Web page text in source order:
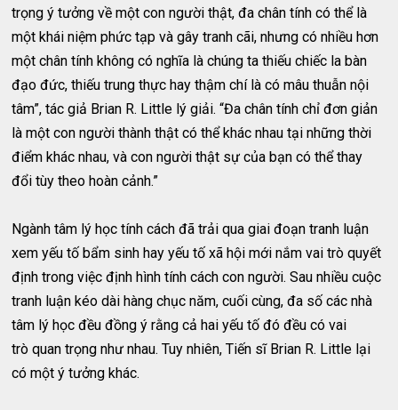
trọng ý tưởng về một con người thật, đa chân tính có thể là
một khái niệm phức tạp và gây tranh cãi, nhưng có nhiều hơn
một chân tính không có nghĩa là chúng ta thiếu chiếc la bàn
đạo đức, thiếu trung thực hay thậm chí là có mâu thuẫn nội
tâm”, tác giả Brian R. Little lý giải. “Đa chân tính chỉ đơn giản
là một con người thành thật có thể khác nhau tại những thời
điểm khác nhau, và con người thật sự của bạn có thể thay
đổi tùy theo hoàn cảnh.”
Ngành tâm lý học tính cách đã trải qua giai đoạn tranh luận
xem yếu tố bẩm sinh hay yếu tố xã hội mới nắm vai trò quyết
định trong việc định hình tính cách con người. Sau nhiều cuộc
tranh luận kéo dài hàng chục năm, cuối cùng, đa số các nhà
tâm lý học đều đồng ý rằng cả hai yếu tố đó đều có vai
trò quan trọng như nhau. Tuy nhiên, Tiến sĩ Brian R. Little lại
có một ý tưởng khác.